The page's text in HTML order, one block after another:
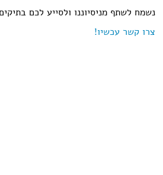
נשמח לשתף מניסיוננו ולסייע לכם
צרו קשר עכשיו!